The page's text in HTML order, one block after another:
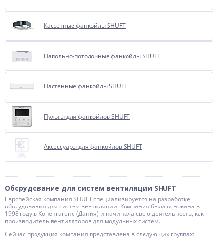
Кассетные фанкойлы SHUFT
Напольно-потолочные фанкойлы SHUFT
Настенные фанкойлы SHUFT
Пульты для фанкойлов SHUFT
Аксессуары для фанкойлов SHUFT
Оборудование для систем вентиляции SHUFT
Европейская компания SHUFT специализируется на разработке
оборудования для систем вентиляции. Компания была основана в
1998 году в Копенгагене (Дания) и начинала свою деятельность, как
производитель вентиляторов для модульных систем.
Сейчас продукция компания представлена в следующих группах: